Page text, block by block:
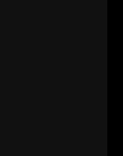
不上、或選
得其所。 如
己的實際需
，而非單看
細閱詳情，
步了解相關
詳細的介
更貼合個人
單的方法，
標與預算、
性以應對變
更得心應
腫 解決的
到的情況與
麼 在做決定
每個人的情
己；其次，
何疑問，諮
更貼合個人
單的方法，
標與預算、
性以應對變